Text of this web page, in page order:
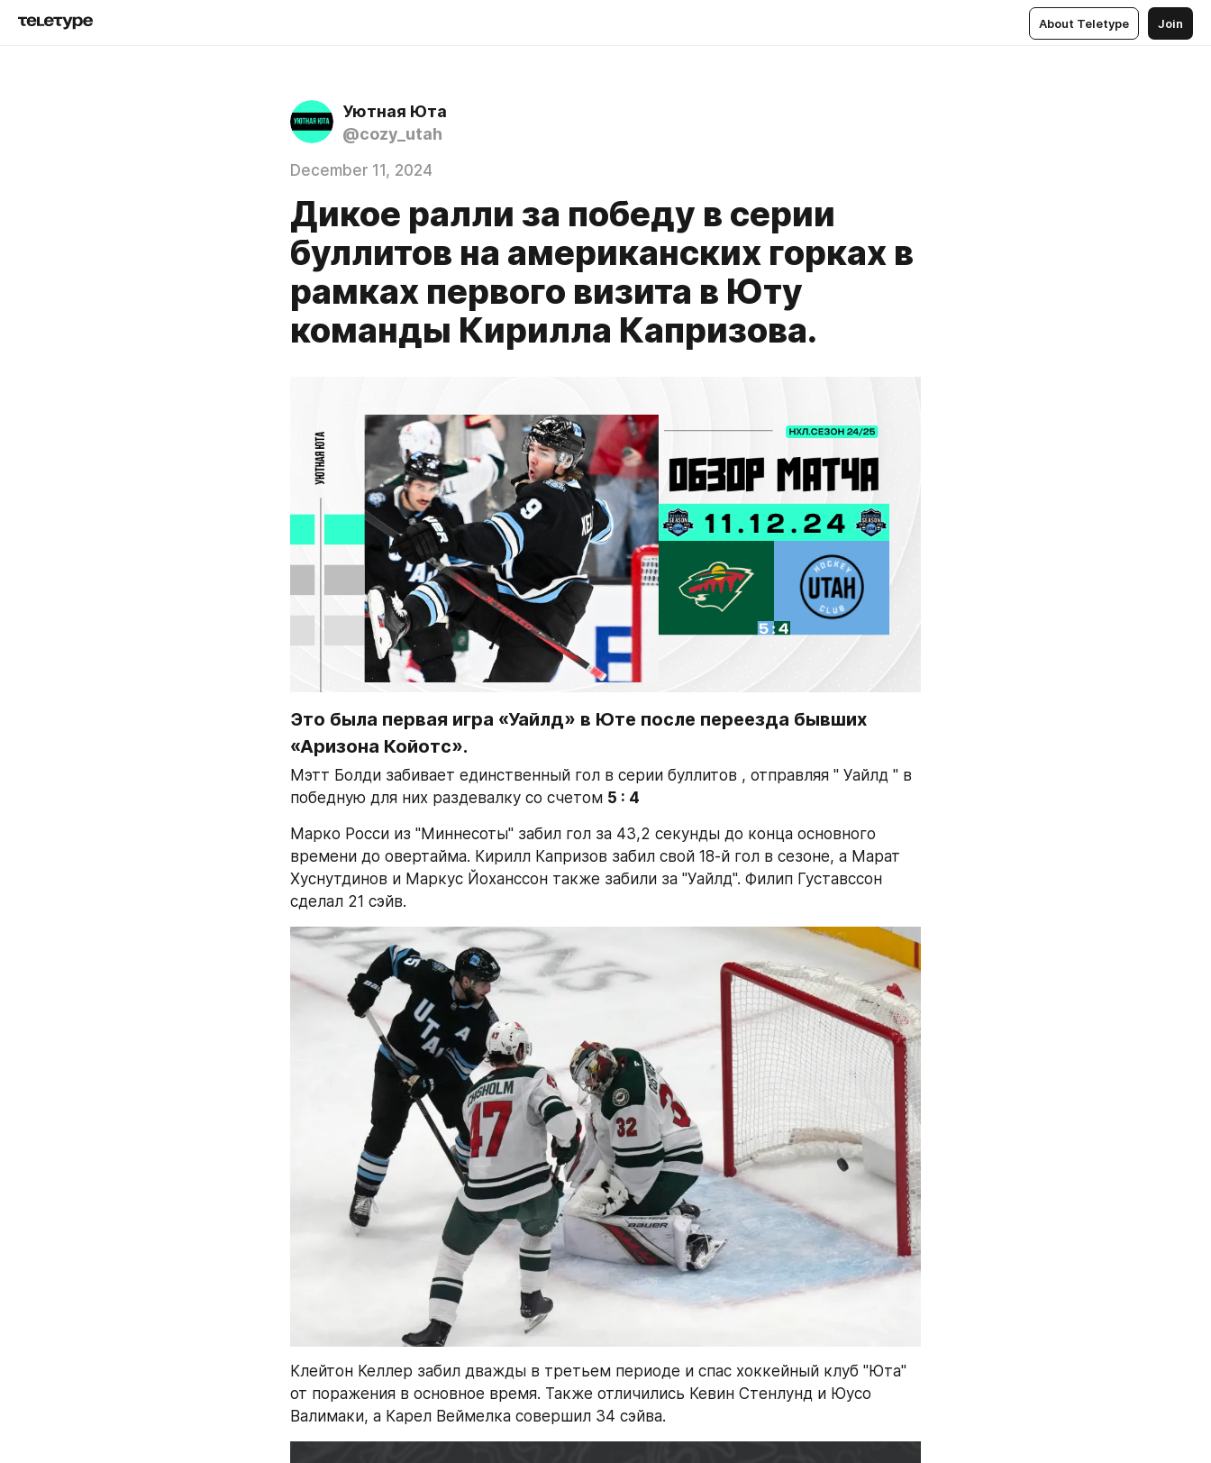
About Teletype Join
Уютная Юта
@cozy_utah
December 11, 2024
Дикое ралли за победу в серии
буллитов на американских горках в
рамках первого визита в Юту
команды Кирилла Капризова.
Это была первая игра «Уайлд» в Юте после переезда бывших
«Аризона Койотс».
Мэтт Болди забивает единственный гол в серии буллитов , отправляя " Уайлд " в
победную для них раздевалку со счетом 5 : 4
Марко Росси из "Миннесоты" забил гол за 43,2 секунды до конца основного
времени до овертайма. Кирилл Капризов забил свой 18-й гол в сезоне, а Марат
Хуснутдинов и Маркус Йоханссон также забили за "Уайлд". Филип Густавссон
сделал 21 сэйв.
Клейтон Келлер забил дважды в третьем периоде и спас хоккейный клуб "Юта"
от поражения в основное время. Также отличились Кевин Стенлунд и Юусо
Валимаки, а Карел Веймелка совершил 34 сэйва.